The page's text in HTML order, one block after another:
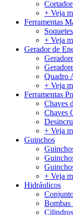
+ Veja
Ferramentas
Soquetes
+ Veja
Gerador de
Quadro
+ Veja
Ferramentas
Chaves
Chaves
+ Veja
Guinchos
+ Veja
Hidráulicos
Bombas